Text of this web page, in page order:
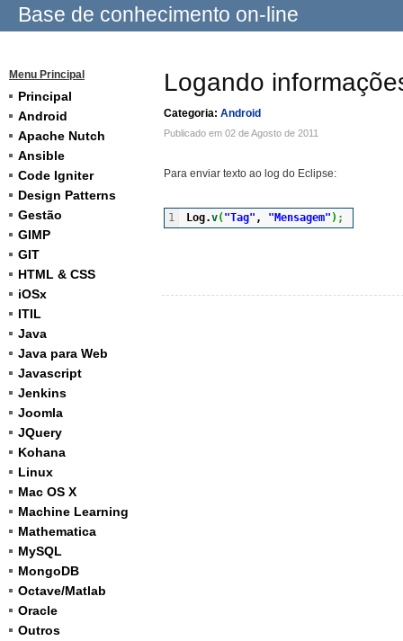
Base de conhecimento on-line
Menu Principal
Principal
Android
Apache Nutch
Ansible
Code Igniter
Design Patterns
Gestão
GIMP
GIT
HTML & CSS
iOSx
ITIL
Java
Java para Web
Javascript
Jenkins
Joomla
JQuery
Kohana
Linux
Mac OS X
Machine Learning
Mathematica
MySQL
MongoDB
Octave/Matlab
Oracle
Outros
Logando
Categoria: Android
Publicado em 02 de Agosto de 2011
Para enviar texto ao log do Eclipse:
Log.v( "Tag" , "Mensagem" ) ;